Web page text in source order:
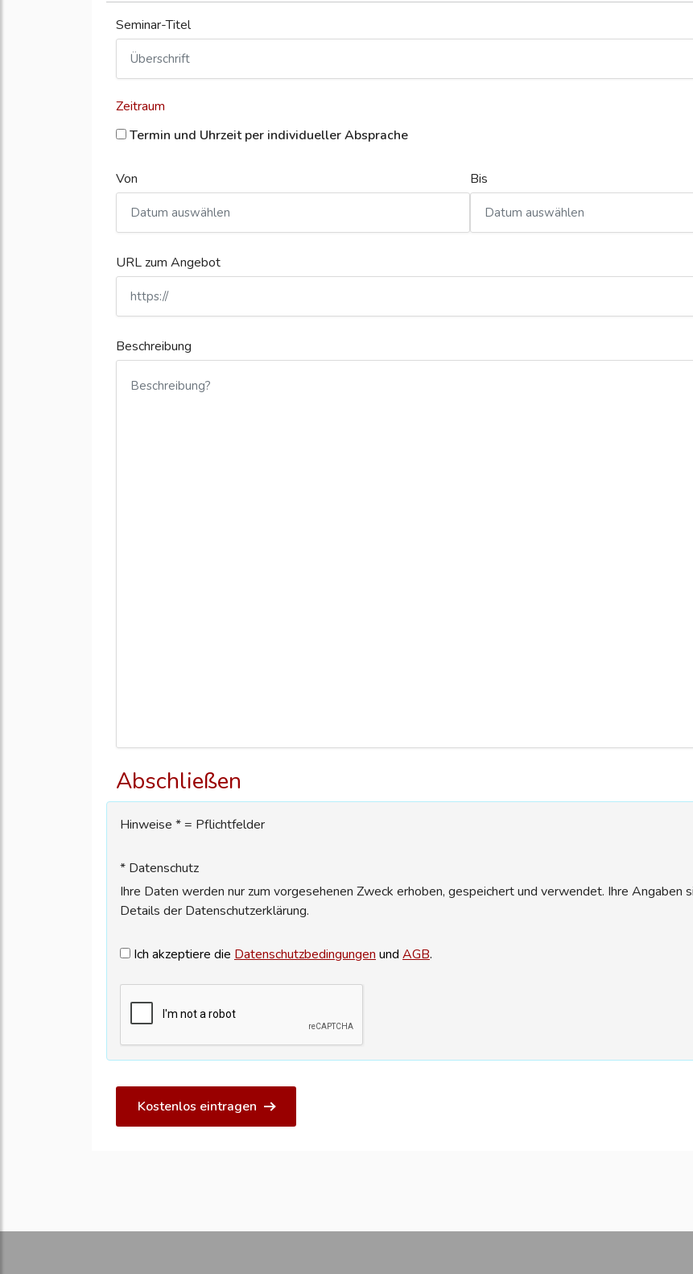
Seminar-Titel
Zeitraum
Termin und Uhrzeit per individueller Absprache
Von Bis
URL zum Angebot
Beschreibung
Abschließen
Hinweise * = Pflichtfelder
* Datenschutz
Ihre Daten werden nur zum vorgesehenen Zweck erhoben, gespeichert und verwendet. Ihre Angaben
Details der Datenschutzerklärung.
Ich akzeptiere die Datenschutzbedingungen und AGB.
Kostenlos eintragen